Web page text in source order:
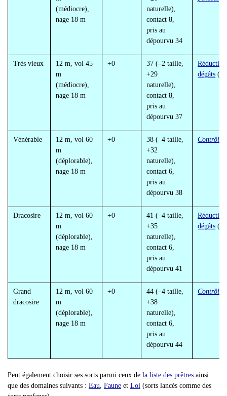
(médiocre),
nage 18 m
naturelle),
contact 8,
pris au
dépourvu 34
Très vieux
12 m, vol 45
m
(médiocre),
nage 18 m
+0 37 (–2 taille,
+29
naturelle),
contact 8,
pris au
dépourvu 37
dégâts
Vénérable
12 m, vol 60
m
(déplorable),
nage 18 m
+0 38 (–4 taille,
+32
naturelle),
contact 6,
pris au
dépourvu 38
Contrôle
Dracosire
12 m, vol 60
m
(déplorable),
nage 18 m
+0 41 (–4 taille,
+35
naturelle),
contact 6,
pris au
dépourvu 41
dégâts
Grand
dracosire
12 m, vol 60
m
(déplorable),
nage 18 m
+0 44 (–4 taille,
+38
naturelle),
contact 6,
pris au
dépourvu 44
Contrôle
Peut également choisir ses sorts parmi ceux de la liste des prêtres ainsi
que des domaines suivants : Eau Faune et Loi (sorts lancés comme des